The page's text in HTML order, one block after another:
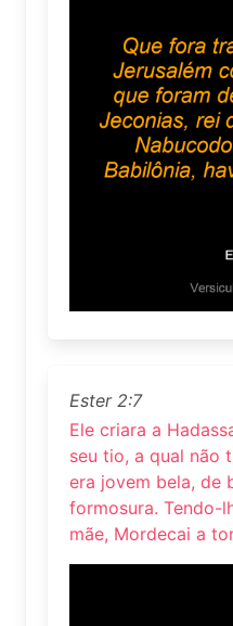
Ester 2:7
Ele criara a
seu tio, a qual não
era jovem bela, de
formosura. Tendo-
mãe, Mordecai a